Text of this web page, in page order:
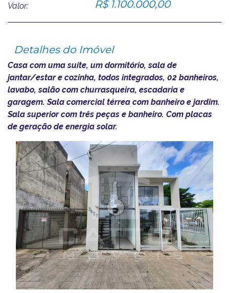
Valor: R$ 1.100.000,00
Detalhes do Imóvel
Casa com uma suíte, um dormitório, sala de
jantar/estar e cozinha, todos integrados, 02 banheiros,
lavabo, salão com churrasqueira, escadaria e
garagem. Sala comercial térrea com banheiro e jardim.
Sala superior com três peças e banheiro. Com placas
de geração de energia solar.